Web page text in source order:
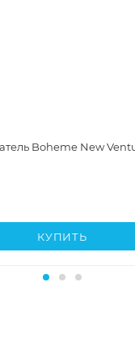
Boheme New
КУПИТЬ